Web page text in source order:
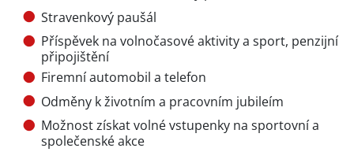
Stravenkový paušál
Příspěvek na volnočasové aktivity a sport, penzijní
připojištění
Firemní automobil a telefon
Odměny k životním a pracovním jubileím
Možnost získat volné vstupenky na sportovní a
společenské akce